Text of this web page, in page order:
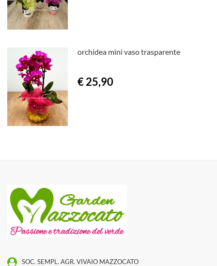
orchidea mini vaso trasparente
€ 25,90
SOC. SEMPL. AGR. VIVAIO MAZZOCATO